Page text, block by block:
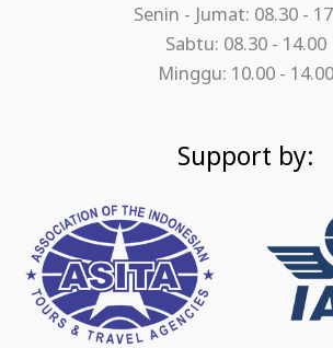
Senin - Jumat: 08.30 -
Sabtu: 08.30 - 14.00
Minggu: 10.00 - 14.00
Support by: